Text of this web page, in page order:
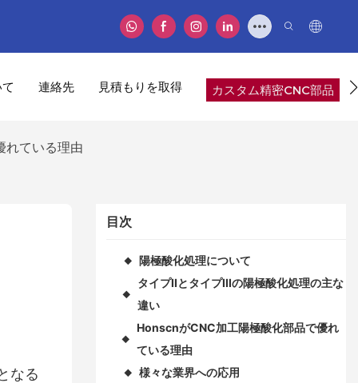
連絡先 見積もりを取得 カスタム精密CNC部品
れている理由
なる
目次
◆ 陽極酸化処理について
◆
タイプIIとタイプIIIの陽極酸化処理の主な
違い
◆
HonscnがCNC加工陽極酸化部品で優れ
ている理由
◆ 様々な業界への応用